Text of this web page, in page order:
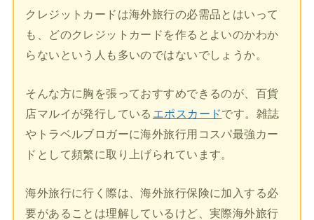
クレジットカードは海外旅行の必需品とはいって
も、どのクレジットカードを作るとよいのかわか
らないという人も多いのではないでしょうか。
そんな方に胸を張っておすすめできるのが、百貨
店マルイが発行している エポスカードです。雑誌
やトラベルブロガーに海外旅行用コスパ最強カー
ドとして頻繁に取り上げられています。
海外旅行に行く際は、海外旅行保険に加入する必
要があることは理解しているけど、実際海外旅行